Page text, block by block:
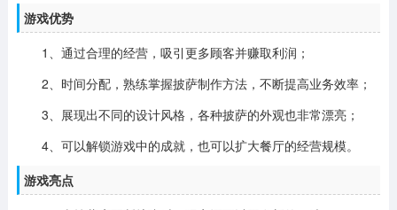
游戏优势
1、通过合理的经营，吸引更多顾客并赚取利润；
2、时间分配，熟练掌握披萨制作方法，不断提高业务效率；
3、展现出不同的设计风格，各种披萨的外观也非常漂亮；
4、可以解锁游戏中的成就，也可以扩大餐厅的经营规模。
游戏亮点